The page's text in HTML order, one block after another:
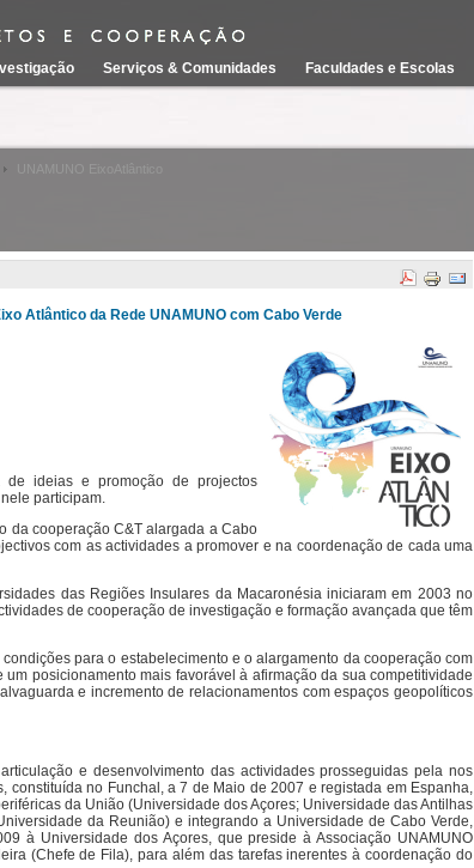
Serviços & Comunidades Faculdades e Escolas
UNAMUNO EixoAtlântico
Atlântico da Rede UNAMUNO com Cabo Verde
de ideias e promoção de projectos
participam.
da cooperação C&T alargada a Cabo
com as actividades a promover e na coordenação de cada uma
das Regiões Insulares da Macaronésia iniciaram em 2003 no
de cooperação de investigação e formação avançada que têm
para o estabelecimento e o alargamento da cooperação com
posicionamento mais favorável à afirmação da sua competitividade
e incremento de relacionamentos com espaços geopolíticos
e desenvolvimento das actividades prosseguidas pela nos
no Funchal, a 7 de Maio de 2007 e registada em Espanha,
da União (Universidade dos Açores; Universidade das Antilhas
da Reunião) e integrando a Universidade de Cabo Verde,
à Universidade dos Açores, que preside à Associação UNAMUNO
(Chefe de Fila), para além das tarefas inerentes à coordenação do